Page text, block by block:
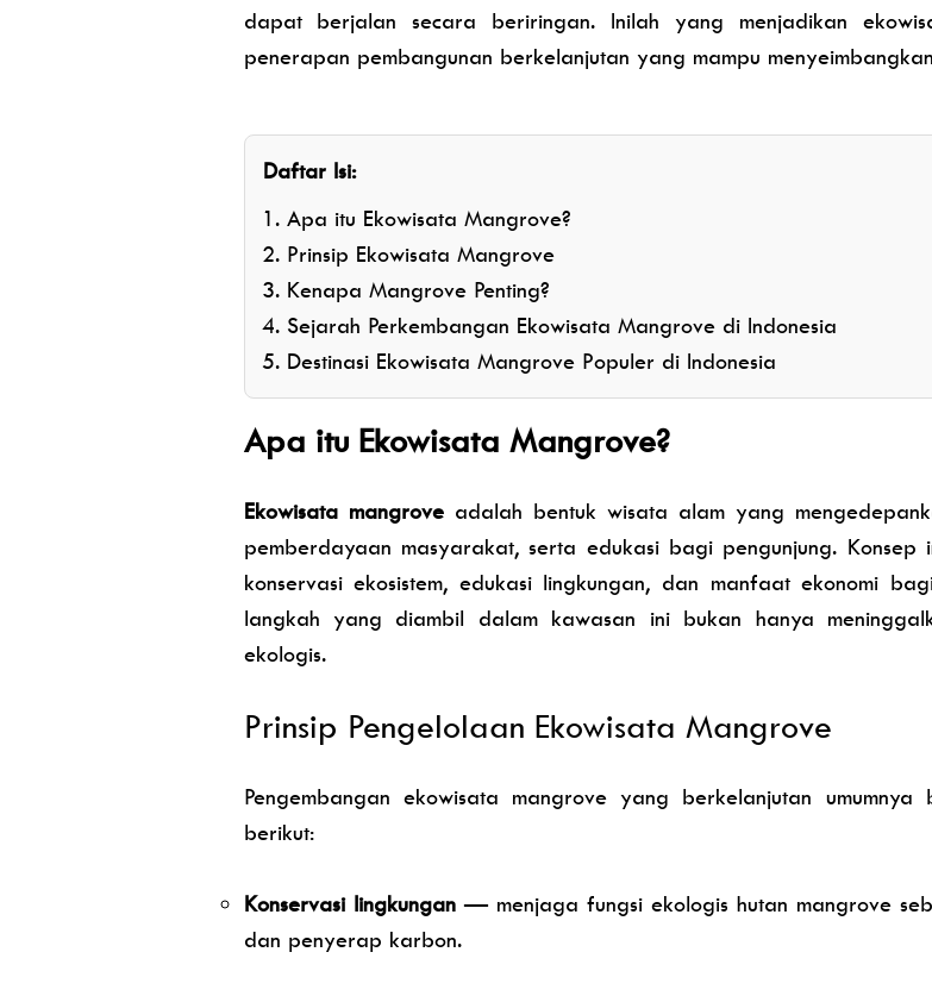
dapat berjalan secara beriringan. Inilah yang menjadikan
penerapan pembangunan berkelanjutan yang mampu
Daftar Isi:
Apa itu Ekowisata Mangrove?
Prinsip Ekowisata Mangrove
Kenapa Mangrove Penting?
Sejarah Perkembangan Ekowisata Mangrove di Indonesia
Destinasi Ekowisata Mangrove Populer di Indonesia
Apa itu Ekowisata Mangrove?
Ekowisata mangroveadalah bentuk wisata alam yang
pemberdayaan masyarakat, serta edukasi bagi pengunjung.
konservasi ekosistem, edukasi lingkungan, dan manfaat ekonomi
langkah yang diambil dalam kawasan ini bukan hanya
ekologis.
Prinsip Pengelolaan Ekowisata Mangrove
Pengembangan ekowisata mangrove yang berkelanjutan
berikut:
Konservasi lingkungan— menjaga fungsi ekologis hutan mangrove
dan penyerap karbon.